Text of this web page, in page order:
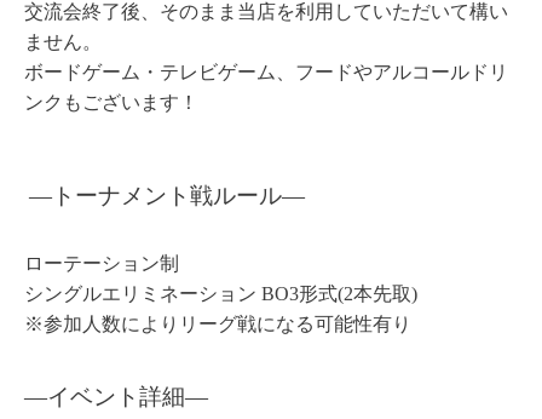
交流会終了後、そのまま当店を利用していただいて構い
ません。
ボードゲーム・テレビゲーム、フードやアルコールドリ
ンクもございます！
―トーナメント戦ルール―
ローテーション制
シングルエリミネーション BO3形式(2本先取)
※参加人数によりリーグ戦になる可能性有り
―イベント詳細―